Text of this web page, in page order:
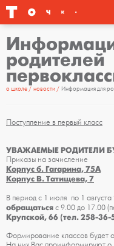
родителей
о школе новости Информация для
Поступление в первый класс
УВАЖАЕМЫЕ РОДИТЕЛИ
Приказы на зачисление
Корпус б. Гагарина, 75А
Корпус В. Татищева, 7
В период с 1 июля по 1 августа
обращатьсяс 9.00 до 17.00
Крупской, 66 (тел. 258-36-
Формирование классов будет